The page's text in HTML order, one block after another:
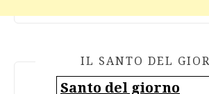
IL SANTO DEL
Santo del giorno